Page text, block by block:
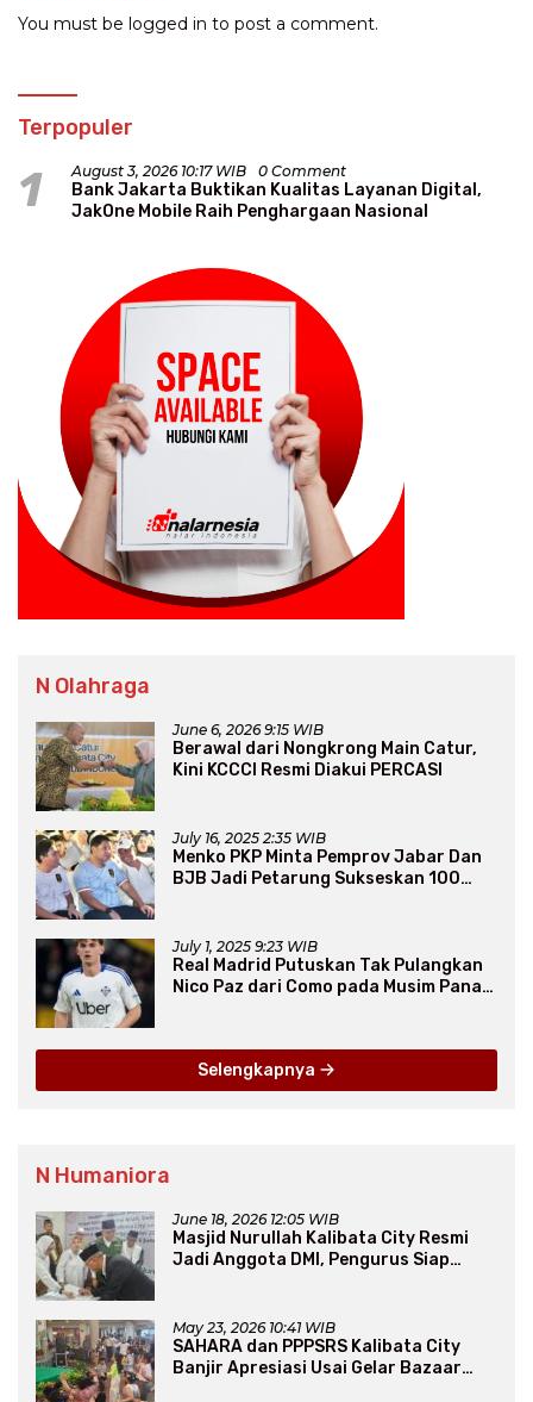
You must be logged in to post a comment.
Terpopuler
1 August 3, 2026 10:17 WIB 0 Comment
Bank Jakarta Buktikan Kualitas Layanan Digital,
JakOne Mobile Raih Penghargaan Nasional
N Olahraga
June 6, 2026 9:15 WIB
Berawal dari Nongkrong Main Catur,
Kini KCCCI Resmi Diakui PERCASI
July 16, 2025 2:35 WIB
Menko PKP Minta Pemprov Jabar Dan
BJB Jadi Petarung Sukseskan 100
July 1, 2025 9:23 WIB
Real Madrid Putuskan Tak Pulangkan
Nico Paz dari Como pada Musim Panas
Selengkapnya
N Humaniora
June 18, 2026 12:05 WIB
Masjid Nurullah Kalibata City Resmi
Jadi Anggota DMI, Pengurus Siap
May 23, 2026 10:41 WIB
SAHARA dan PPPSRS Kalibata City
Banjir Apresiasi Usai Gelar Bazaar